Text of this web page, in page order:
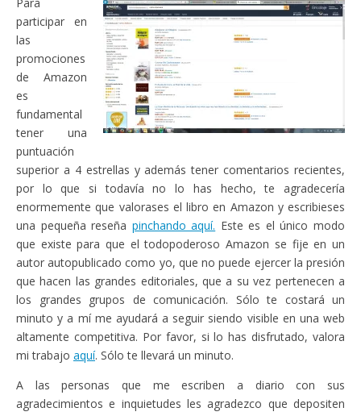
participar en
las
promociones
de Amazon
es
fundamental
tener una
puntuación
superior a 4 estrellas y además tener comentarios recientes,
por lo que si todavía no lo has hecho, te agradecería
enormemente que valorases el libro en Amazon y escribieses
una pequeña reseña pinchando aquí. Este es el único modo
que existe para que el todopoderoso Amazon se fije en un
autor autopublicado como yo, que no puede ejercer la presión
que hacen las grandes editoriales, que a su vez pertenecen a
los grandes grupos de comunicación. Sólo te costará un
minuto y a mí me ayudará a seguir siendo visible en una web
altamente competitiva. Por favor, si lo has disfrutado, valora
mi trabajo aquí. Sólo te llevará un minuto.
A las personas que me escriben a diario con sus
agradecimientos e inquietudes les agradezco que depositen